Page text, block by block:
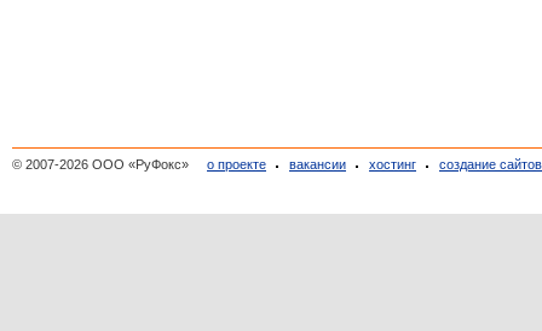
© 2007-2026 ООО «РуФокс» о проекте вакансии хостинг создание сайтов